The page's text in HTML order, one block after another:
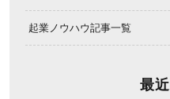
起業ノウハウ記事一覧
最